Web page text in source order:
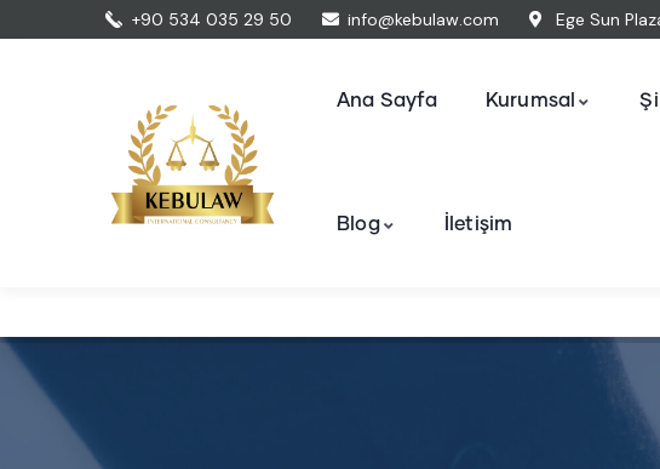
+90 534 035 29 50 info@kebulaw.com Ege Sun
Ana Sayfa Kurumsal
Blog İletişim